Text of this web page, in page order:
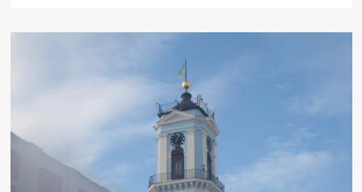
Чернівцях
виробництва